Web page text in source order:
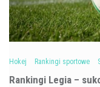
Hokej Rankingi sportowe
Rankingi Legia –